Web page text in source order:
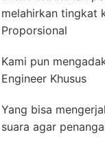
melahirkan tingkat
Proporsional
Kami pun
Engineer Khusus
Yang bisa
suara agar